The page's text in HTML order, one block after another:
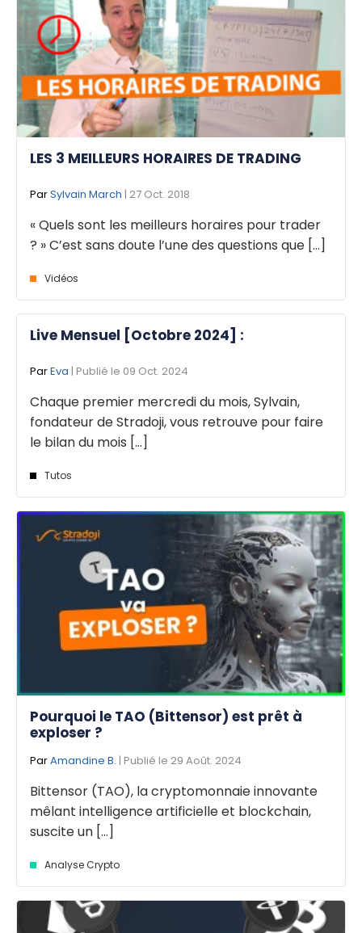
LES 3 MEILLEURS HORAIRES DE TRADING
ParSylvain March | 27 Oct. 2018
« Quels sont les meilleurs horaires pour trader
? » C’est sans doute l’une des questions que [...]
Vidéos
Live Mensuel [Octobre 2024] :
ParEva | Publié le 09 Oct. 2024
Chaque premier mercredi du mois, Sylvain,
fondateur de Stradoji, vous retrouve pour faire
le bilan du mois [...]
Tutos
Pourquoi le TAO (Bittensor) est prêt à
exploser ?
ParAmandine B. | Publié le 29 Août. 2024
Bittensor (TAO), la cryptomonnaie innovante
mêlant intelligence artificielle et blockchain,
suscite un [...]
Analyse Crypto